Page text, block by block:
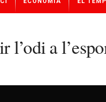
l’odi a